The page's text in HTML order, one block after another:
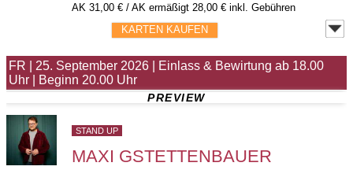
AK 31,00 € / AK ermäßigt 28,00 € inkl. Gebühren
KARTEN KAUFEN
FR 25. September 2026
Einlass & Bewirtung ab 18.00
Uhr
Beginn 20.00 Uhr
PREVIEW
STAND UP
MAXI GSTETTENBAUER